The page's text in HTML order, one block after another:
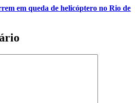
em queda de helicóptero no Rio de